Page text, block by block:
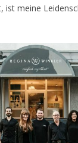
ist meine